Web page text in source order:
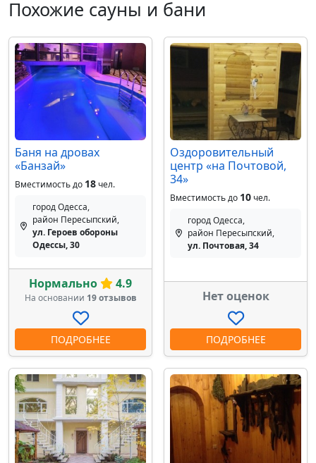
Похожие сауны и бани
Баня на дровах
«Банзай»
Вместимость до 18чел.
город Одесса,
район Пересыпский,
ул. Героев обороны
Одессы, 30
Нормально 4.9
На основании 19 отзывов
ПОДРОБНЕЕ
Оздоровительный
центр «на Почтовой,
34»
Вместимость до 10чел.
город Одесса,
район Пересыпский,
ул. Почтовая, 34
Нет оценок
ПОДРОБНЕЕ